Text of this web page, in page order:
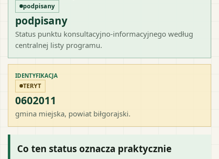
podpisany
podpisany
Status punktu konsultacyjno-informacyjnego według
centralnej listy programu.
IDENTYFIKACJA
TERYT
0602011
gmina miejska, powiat biłgorajski.
Co ten status oznacza praktycznie